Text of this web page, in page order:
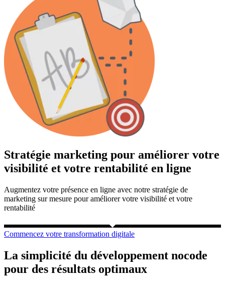
Stratégie marketing pour améliorer votre
visibilité et votre rentabilité en ligne
Augmentez votre présence en ligne avec notre stratégie de
marketing sur mesure pour améliorer votre visibilité et votre
rentabilité
Commencez votre transformation digitale
La simplicité du développement nocode
pour des résultats optimaux